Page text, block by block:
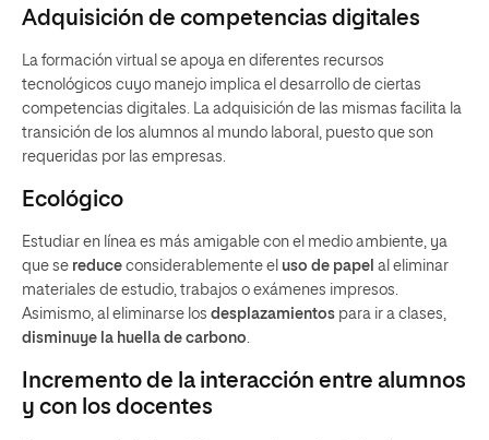
Adquisición de competencias digitales
La formación virtual se apoya en diferentes recursos
tecnológicos cuyo manejo implica el desarrollo de ciertas
competencias digitales. La adquisición de las mismas facilita la
transición de los alumnos al mundo laboral, puesto que son
requeridas por las empresas.
Ecológico
Estudiar en línea es más amigable con el medio ambiente, ya
que se reduce considerablemente el uso de papel al eliminar
materiales de estudio, trabajos o exámenes impresos.
Asimismo, al eliminarse los desplazamientos para ir a clases,
disminuye la huella de carbono
Incremento de la interacción entre alumnos
y con los docentes